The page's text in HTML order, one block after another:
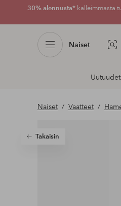
30% alennusta* kalleimmasta
Naiset
Navigointi
osastoilla
Uutuudet
Naiset Vaatteet
Takaisin